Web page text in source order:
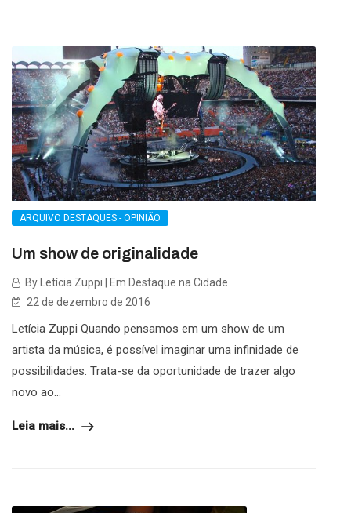
ARQUIVO DESTAQUES - OPINIÃO
Um show de originalidade
By Letícia Zuppi | Em Destaque na Cidade
22 de dezembro de 2016
Letícia Zuppi Quando pensamos em um show de um
artista da música, é possível imaginar uma infinidade de
possibilidades. Trata-se da oportunidade de trazer algo
novo ao...
Leia mais...